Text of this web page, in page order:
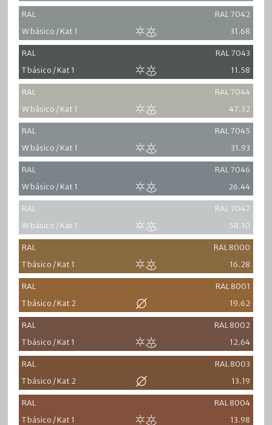
RAL
RAL 7042
W básico / Kat 1
31.68
RAL
RAL 7043
T básico / Kat 1
11.58
RAL
RAL 7044
W básico / Kat 1
47.32
RAL
RAL 7045
W básico / Kat 1
31.93
RAL
RAL 7046
W básico / Kat 1
26.44
RAL
RAL 7047
W básico / Kat 1
58.10
RAL
RAL 8000
T básico / Kat 1
16.28
RAL
RAL 8001
T básico / Kat 2
19.62
RAL
RAL 8002
T básico / Kat 1
12.64
RAL
RAL 8003
T básico / Kat 2
13.19
RAL
RAL 8004
T básico / Kat 1
13.98